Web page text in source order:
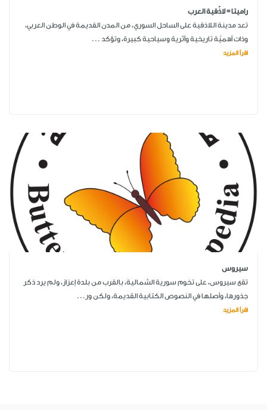
راميتا = لاذّقية العرب
تعد مدينة اللاذقية على الساحل السوري، من المدن القديمة في الوطن العربي،
وذات أهميّة تاريخية وأثرية وسياحية كبيرة، وتؤكد ...
اقرأ المزيد
سيروس
تقع سيروس، على تخوم سورية الشمالية، بالقرب من بلدة إعزاز، ولم يرد ذكر
جذورها، وأصلها في النصوص الكتابية القديمة، ولكن ور...
اقرأ المزيد